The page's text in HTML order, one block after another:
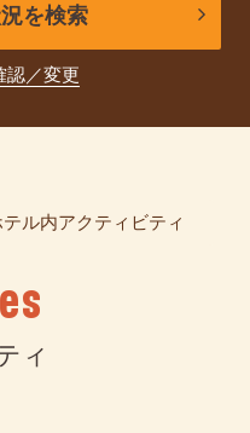
を検索
認／変更
ル内アクティビティ
ィ